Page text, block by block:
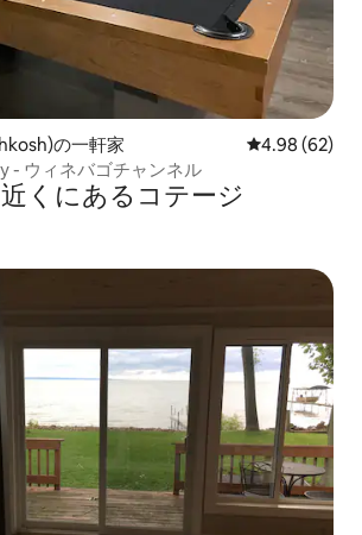
の一軒家 レビュー62
4.98 (62)
- ウィネバゴチャンネル
くにあるコテージ